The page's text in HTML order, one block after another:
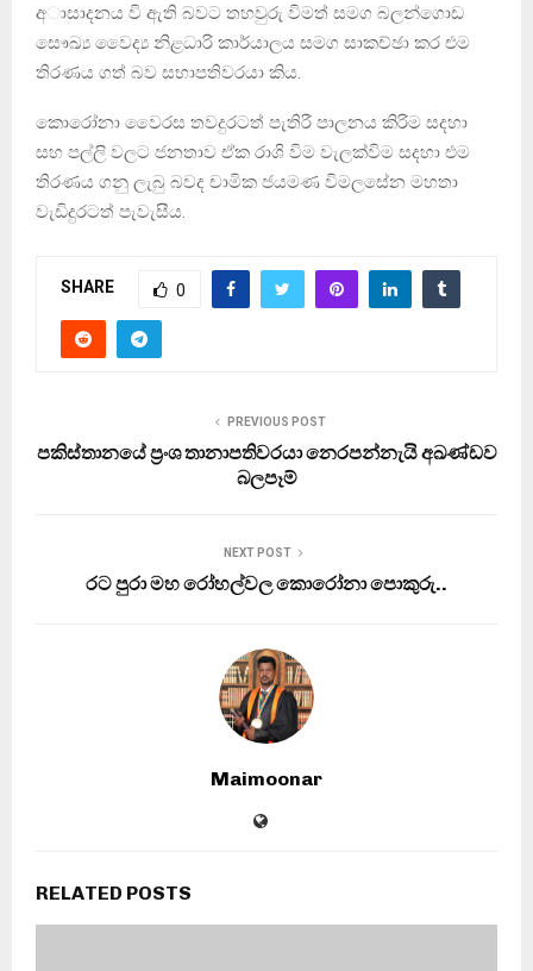
අාසාදනය වි ඇති බවට තහවුරු විමත් සමග බලන්ගොඩ
සෞඛ්‍ය වෛද්‍ය නිළධාරි කාර්යාලය සමග සාකච්ඡා කර එම
තිරණය ගත් බව සභාපතිවරයා කිය.
කොරෝනා වෛරස තවදුරටත් පැතිරී පාලනය කිරිම සදහා
සහ පල්ලි වලට ජනතාව ඒක රාශි විම වැලක්විම සදහා එම
තිරණය ගනු ලැබු බවද චාමික ජයමණ විමලසේන මහතා
වැඩිදුරටත් පැවැසීය.
SHARE 0
PREVIOUS POST
පකිස්තානයේ ප්‍රංශ තානාපතිවරයා නෙරපන්නැයි අඛණ්ඩව
බලපෑම්
NEXT POST
රට පුරා මහ රෝහල්වල කොරෝනා පොකුරු..
Maimoonar
RELATED POSTS